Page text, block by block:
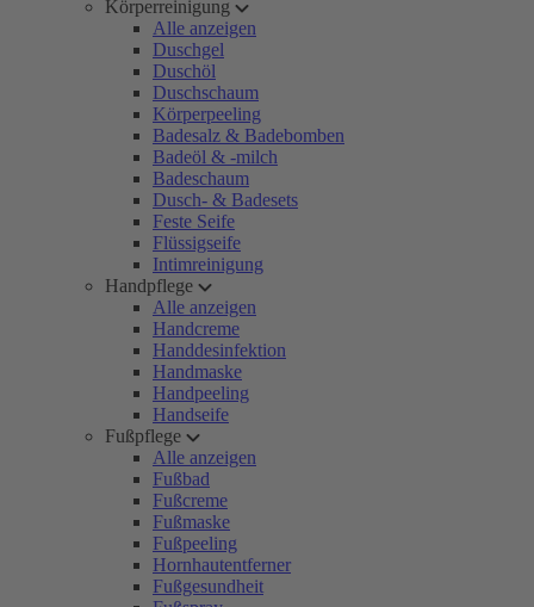
Körperreinigung
Alle anzeigen
Duschgel
Duschöl
Duschschaum
Körperpeeling
Badesalz & Badebomben
Badeöl & -milch
Badeschaum
Dusch- & Badesets
Feste Seife
Flüssigseife
Intimreinigung
Handpflege
Alle anzeigen
Handcreme
Handdesinfektion
Handmaske
Handpeeling
Handseife
Fußpflege
Alle anzeigen
Fußbad
Fußcreme
Fußmaske
Fußpeeling
Hornhautentferner
Fußgesundheit